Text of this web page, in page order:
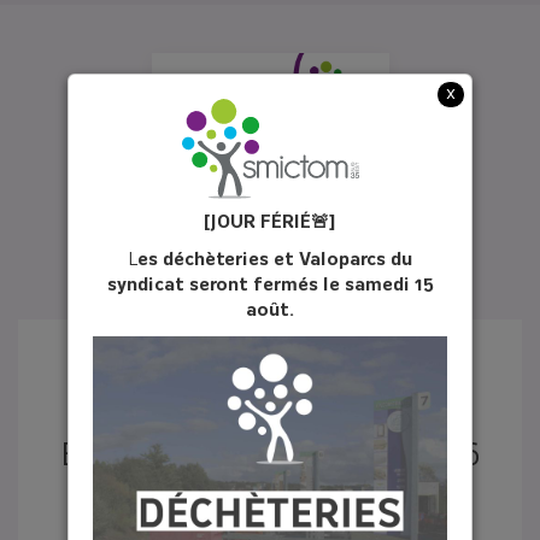
x
[JOUR FÉ RIÉ🚨]
Les déchèteries et Valoparcs du
syndicat seront fermés le samedi 15
août.
ÉCHO DU TRI N°31 - JUIN 2026